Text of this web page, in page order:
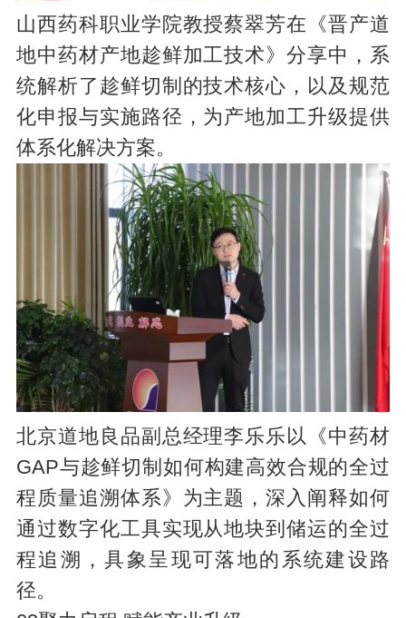
山西药科职业学院教授蔡翠芳在《晋产道
地中药材产地趁鲜加工技术》分享中，系
统解析了趁鲜切制的技术核心，以及规范
化申报与实施路径，为产地加工升级提供
体系化解决方案。
北京道地良品副总经理李乐乐以《中药材
GAP与趁鲜切制如何构建高效合规的全过
程质量追溯体系》为主题，深入阐释如何
通过数字化工具实现从地块到储运的全过
程追溯，具象呈现可落地的系统建设路
径。